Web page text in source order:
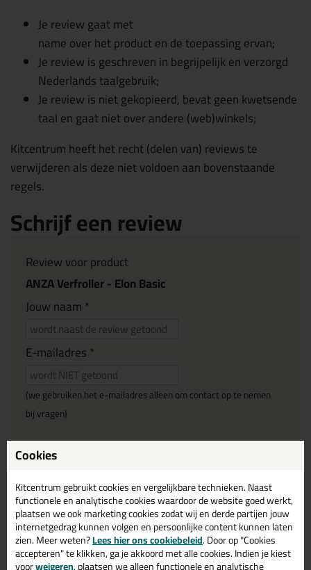
Je review gaat met
name over het product en de toepassing ervan;
Je review is geschreven in begrijpelijk en verzorgd
Nederlands taalgebruik;
Je review is niet gekopieerd, bevat geen kwetsende
taal en gaat niet over andere (web)winkels;
Kitcentrum heeft het recht (delen van) reviews te
verwijderen als deze niet voldoen aan bovenstaande
regels.
Schrijf een review
Review voor product
ANZA Verfroller - Elon Basic
Jouw naam *
E-mailadres *
(we gebruiken het e-mailadres alleen om contact op te nemen
bij vragen)
Reviewtitel *
Je ervaring
Cookies
Kitcentrum gebruikt cookies en vergelijkbare technieken. Naast
functionele en analytische cookies waardoor de website goed werkt,
plaatsen we ook marketing cookies zodat wij en derde partijen jouw
internetgedrag kunnen volgen en persoonlijke content kunnen laten
zien. Meer weten?Lees hier ons cookiebeleid. Door op "Cookies
accepteren" te klikken, ga je akkoord met alle cookies. Indien je kiest
voorweigeren, plaatsen we alleen functionele en analytische